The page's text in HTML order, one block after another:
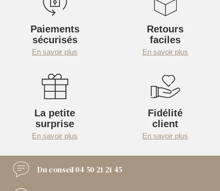
Paiements
sécurisés
En savoir plus
Retours
faciles
En savoir plus
La petite
surprise
En savoir plus
Fidélité
client
En savoir plus
Du conseil04 50 21 21 45